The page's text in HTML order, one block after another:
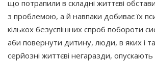
що потрапили в складні життєві
з проблемою, а й навпаки добиває їх
кількох безуспішних спроб побороти
аби повернути дитину, люди, в яких і
серйозні життєві негаразди,